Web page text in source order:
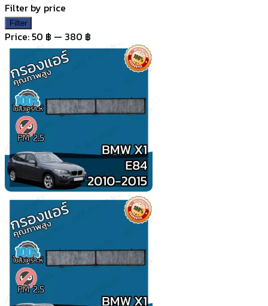
Filter by price
Min
price
Max
price
Filter
Price: 50 ฿ — 380 ฿